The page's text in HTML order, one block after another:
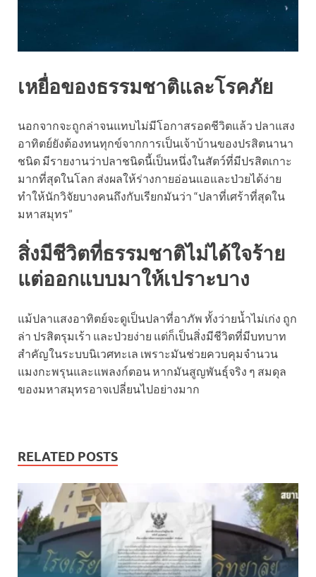
เหยื่อของธรรมชาติและโรคภัย
นอกจากจะถูกล่าจนแทบไม่มีโอกาสรอดชีวิตแล้ว ปลาแสง
อาทิตย์ยังต้องทนทุกข์จากการเป็นเจ้าบ้านของปรสิตนานา
ชนิด มีรายงานว่าปลาชนิดนี้เป็นหนึ่งในสัตว์ที่มีปรสิตเกาะ
มากที่สุดในโลก ส่งผลให้ร่างกายอ่อนแอและป่วยได้ง่าย
ทำให้นักวิจัยบางคนถึงกับเรียกมันว่า “ปลาที่เศร้าที่สุดใน
มหาสมุทร”
สิ่งมีชีวิตที่ธรรมชาติไม่ได้ใจร้าย
แต่ออกแบบมาให้เปราะบาง
แม้ปลาแสงอาทิตย์จะดูเป็นปลาที่อาภัพ ทั้งว่ายน้ำไม่เก่ง ถูก
ล่า ปรสิตรุมเร้า และป่วยง่าย แต่ก็เป็นสิ่งมีชีวิตที่มีบทบาท
สำคัญในระบบนิเวศทะเล เพราะมันช่วยควบคุมจำนวน
แมงกะพรุนและแพลงก์ตอน หากมันสูญพันธุ์จริง ๆ สมดุล
ของมหาสมุทรอาจเปลี่ยนไปอย่างมาก
RELATED POSTS